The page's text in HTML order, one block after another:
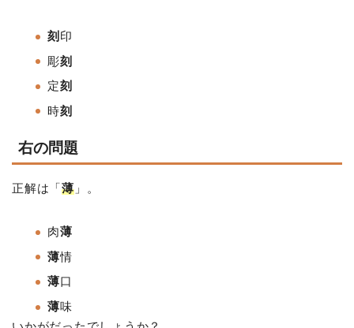
刻 印
彫刻
定刻
時刻
右の問題
正解は「薄」。
肉薄
薄情
薄口
薄味